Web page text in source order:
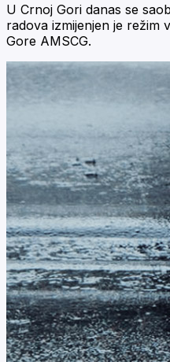
U Crnoj Gori danas se
radova izmijenjen je režim
Gore AMSCG.